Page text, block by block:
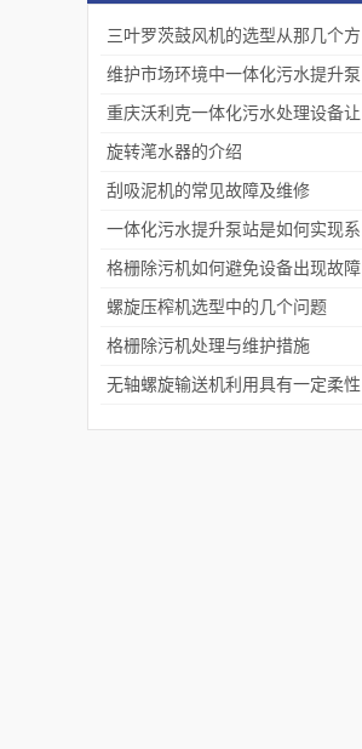
旋转滗水器的介绍
刮吸泥机的常见故障及维修
格栅除污机如何避免设备出现故障
螺旋压榨机选型中的几个问题
格栅除污机处理与维护措施